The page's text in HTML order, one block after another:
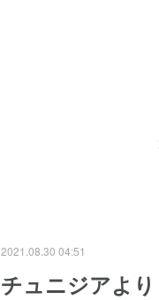
2021.08.30 04:51
チュニジアより